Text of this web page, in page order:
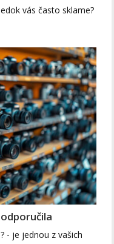
vás často sklame?
- je jednou z vašich